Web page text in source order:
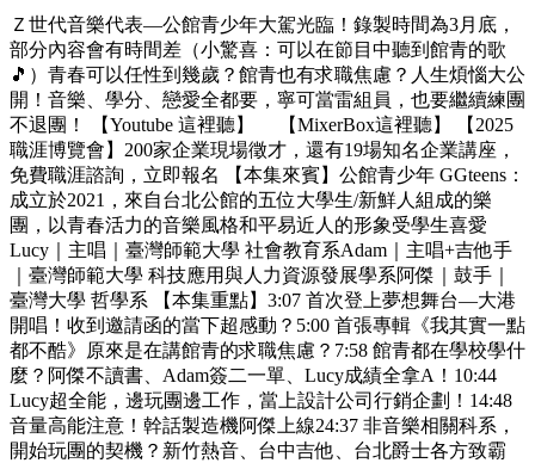
Ｚ世代音樂代表—公館青少年大駕光臨！錄製時間為3月底，
部分內容會有時間差（小驚喜：可以在節目中聽到館青的歌
🎵）青春可以任性到幾歲？館青也有求職焦慮？人生煩惱大公
開！音樂、學分、戀愛全都要，寧可當雷組員，也要繼續練團
不退團！ 【Youtube 這裡聽】 【MixerBox這裡聽】 【2025
職涯博覽會】200家企業現場徵才，還有19場知名企業講座，
免費職涯諮詢，立即報名 【本集來賓】公館青少年 GGteens：
成立於2021，來自台北公館的五位大學生/新鮮人組成的樂
團，以青春活力的音樂風格和平易近人的形象受學生喜愛
Lucy｜主唱｜臺灣師範大學 社會教育系Adam｜主唱+吉他手
｜臺灣師範大學 科技應用與人力資源發展學系阿傑｜鼓手｜
臺灣大學 哲學系 【本集重點】3:07 首次登上夢想舞台—大港
開唱！收到邀請函的當下超感動？5:00 首張專輯《我其實一點
都不酷》原來是在講館青的求職焦慮？7:58 館青都在學校學什
麼？阿傑不讀書、Adam簽二一單、Lucy成績全拿A！10:44
Lucy超全能，邊玩團邊工作，當上設計公司行銷企劃！14:48
音量高能注意！幹話製造機阿傑上線24:37 非音樂相關科系，
開始玩團的契機？新竹熱音、台中吉他、台北爵士各方致霸